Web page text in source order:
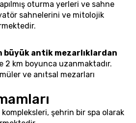
oturma yerleri ve sahne
sahnelerini ve mitolojik
büyük antik mezarlıklardan
2 km boyunca uzanmaktadır.
ve anıtsal mezarları
şehrin bir spa olarak